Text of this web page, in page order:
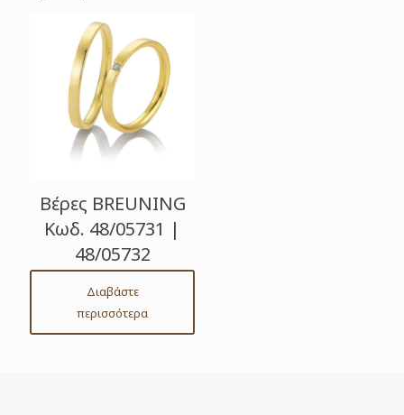
Βέρες BREUNING
Κωδ. 48/05731 |
48/05732
Διαβάστε
περισσότερα